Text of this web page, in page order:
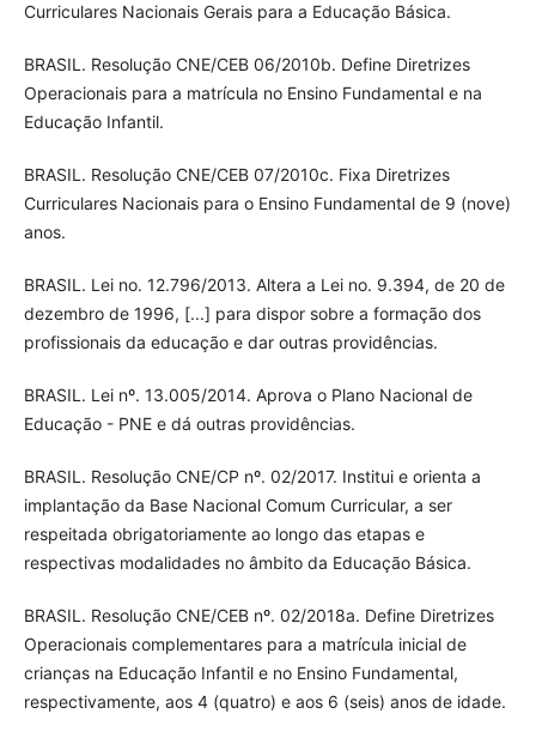
Curriculares Nacionais Gerais para a Educação Básica.
BRASIL. Resolução CNE/CEB 06/2010b. Define Diretrizes
Operacionais para a matrícula no Ensino Fundamental e na
Educação Infantil.
BRASIL. Resolução CNE/CEB 07/2010c. Fixa Diretrizes
Curriculares Nacionais para o Ensino Fundamental de 9 (nove)
anos.
BRASIL. Lei no. 12.796/2013. Altera a Lei no. 9.394, de 20 de
dezembro de 1996, [...] para dispor sobre a formação dos
profissionais da educação e dar outras providências.
BRASIL. Lei nº. 13.005/2014. Aprova o Plano Nacional de
Educação - PNE e dá outras providências.
BRASIL. Resolução CNE/CP nº. 02/2017. Institui e orienta a
implantação da Base Nacional Comum Curricular, a ser
respeitada obrigatoriamente ao longo das etapas e
respectivas modalidades no âmbito da Educação Básica.
BRASIL. Resolução CNE/CEB nº. 02/2018a. Define Diretrizes
Operacionais complementares para a matrícula inicial de
crianças na Educação Infantil e no Ensino Fundamental,
respectivamente, aos 4 (quatro) e aos 6 (seis) anos de idade.